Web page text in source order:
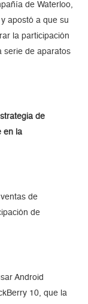
de Waterloo,
apostó a que su
la participación
serie de aparatos
de
en la
de
de
Android
10, que la